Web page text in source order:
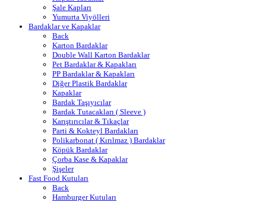
Şale Kapları
Yumurta Viyölleri
Bardaklar ve Kapaklar
Back
Karton Bardaklar
Double Wall Karton Bardaklar
Pet Bardaklar & Kapakları
PP Bardaklar & Kapakları
Diğer Plastik Bardaklar
Kapaklar
Bardak Taşıyıcılar
Bardak Tutacakları ( Sleeve )
Karıştırıcılar & Tıkaçlar
Parti & Kokteyl Bardakları
Polikarbonat ( Kırılmaz ) Bardaklar
Köpük Bardaklar
Çorba Kase & Kapaklar
Şişeler
Fast Food Kutuları
Back
Hamburger Kutuları